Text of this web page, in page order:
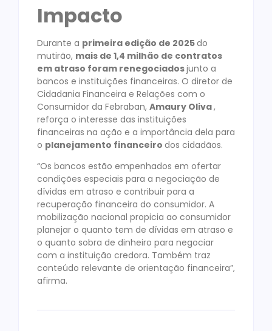
Impacto
Durante a primeira edição de 2025do
mutirão, mais de 1,4 milhão de contratos
em atraso foram renegociadosjunto a
bancos e instituições financeiras. O diretor de
Cidadania Financeira e Relações com o
Consumidor da Febraban, Amaury Oliva,
reforça o interesse das instituições
financeiras na ação e a importância dela para
o planejamento financeiro dos cidadãos.
“Os bancos estão empenhados em ofertar
condições especiais para a negociação de
dívidas em atraso e contribuir para a
recuperação financeira do consumidor. A
mobilização nacional propicia ao consumidor
planejar o quanto tem de dívidas em atraso e
o quanto sobra de dinheiro para negociar
com a instituição credora. Também traz
conteúdo relevante de orientação financeira”,
afirma.